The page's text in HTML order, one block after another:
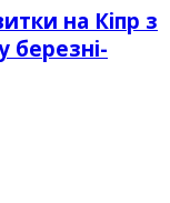
на Кіпр з
березні-